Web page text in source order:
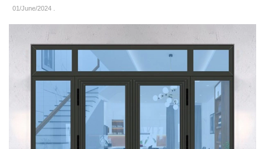
01/June/2024